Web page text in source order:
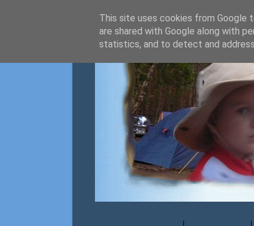
This site uses cookies from Google
are shared with Google along with
statistics, and to detect and